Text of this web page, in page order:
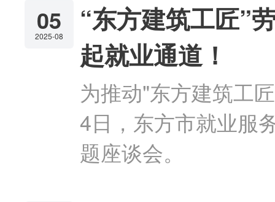
05
2025-08
“东方建筑工匠”
起就业通道！
为推动"东方建筑工
4日，东方市就业服
题座谈会。